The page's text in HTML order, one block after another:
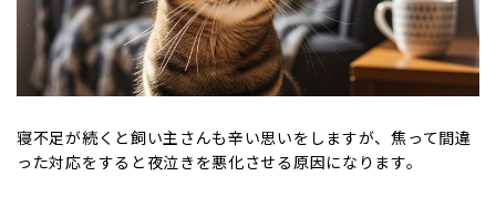
寝不足が続くと飼い主さんも辛い思いをしますが、焦って間違
った対応をすると夜泣きを悪化させる原因になります。